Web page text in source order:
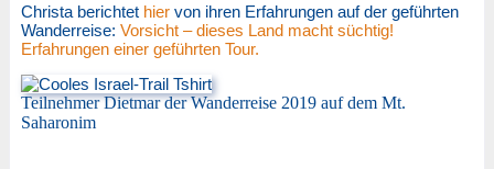
Christa berichtet hiervon ihren Erfahrungen auf der geführten
Wanderreise: Vorsicht – dieses Land macht süchtig!
Erfahrungen einer geführten Tour.
Teilnehmer Dietmar der Wanderreise 2019 auf dem Mt.
Saharonim